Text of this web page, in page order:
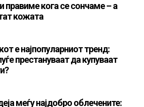
правиме кога се сончаме – а
кожата
е најпопуларниот тренд:
престануваат да купуваат
меѓу најдобро облечените: